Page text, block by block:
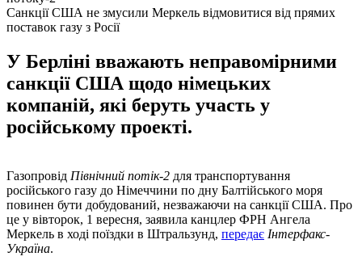
Санкції США не змусили Меркель відмовитися від прямих
поставок газу з Росії
У Берліні вважають неправомірними
санкції США щодо німецьких
компаній, які беруть участь у
російському проекті.
Газопровід Північний потік-2 для транспортування
російського газу до Німеччини по дну Балтійського моря
повинен бути добудований, незважаючи на санкції США. Про
це у вівторок, 1 вересня, заявила канцлер ФРН Ангела
Меркель в ході поїздки в Штральзунд, передає Інтерфакс-
Україна.